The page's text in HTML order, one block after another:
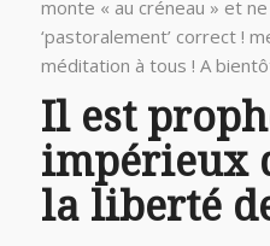
monte « au créneau » et
‘pastoralement’ correct !
méditation à tous ! A
Il est
impérieux
la liberté